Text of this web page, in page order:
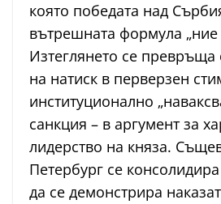
която победата над
вътрешната формула „ние
Изтеглянето се превръща
на натиск в перверзен
институционално
санкция – в аргумент за
лидерство на княза.
Петербург се
да се демонстрира